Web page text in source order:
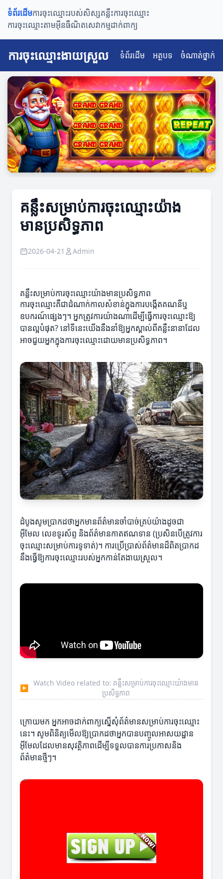
ទំព័រដើមការចុះឈ្មោះរបស់សិស្សគន្លឹះការចុះឈ្មោះ
ការចុះឈ្មោះតាមអ៊ីនធឺណិតសេវាកម្មដាក់ពាក្យ
ការចុះឈ្មោះងាយស្រួល ទំព័រដើម អត្ថបទ ចំណាត់ថ្នាក់
គន្លឹះសម្រាប់ការចុះឈ្មោះយ៉ាង
មានប្រសិទ្ធភាព
2026-04-21 Admin
គន្លឹះសម្រាប់ការចុះឈ្មោះយ៉ាងមានប្រសិទ្ធភាព
ការចុះឈ្មោះគឺជាដំណាក់កាលសំខាន់ក្នុងការបង្កើតគណនីឬ
ឧបករណ៍ផ្សេងៗ។ អ្នកត្រូវការយ៉ាងណាដើម្បីធ្វើការចុះឈ្មោះឱ្យ
បានល្អបំផុត? នៅទីនេះយើងនឹងនាំឱ្យអ្នកស្គាល់ពីគន្លឹះនានាដែល
អាចជួយអ្នកក្នុងការចុះឈ្មោះដោយមានប្រសិទ្ធភាព។
ដំបូងសូមប្រាកដថាអ្នកមានព័ត៌មានចាំបាច់គ្រប់យ៉ាងដូចជា
អ៊ីមែល លេខទូរស័ព្ទ និងព័ត៌មានកាតឥណទាន (ប្រសិនបើត្រូវការ
ចុះឈ្មោះសម្រាប់ការទូទាត់)។ ការប្រើប្រាស់ព័ត៌មានដ៏ពិតប្រាកដ
នឹងធ្វើឱ្យការចុះឈ្មោះរបស់អ្នកកាន់តែងាយស្រួល។
▶
Watch Video related to: គន្លឹះសម្រាប់ការចុះឈ្មោះយ៉ាងមាន
ប្រសិទ្ធភាព
ក្រោយមក អ្នកអាចដាក់ពាក្យស្នើសុំព័ត៌មានសម្រាប់ការចុះឈ្មោះ
នេះ។ សូមពិនិត្យមើលឱ្យប្រាកដថាអ្នកបានបញ្ចូលអាសយដ្ឋាន
អ៊ីមែលដែលមានសុវត្ថិភាពដើម្បីទទួលបានការប្រកាសនិង
ព័ត៌មានថ្មីៗ។